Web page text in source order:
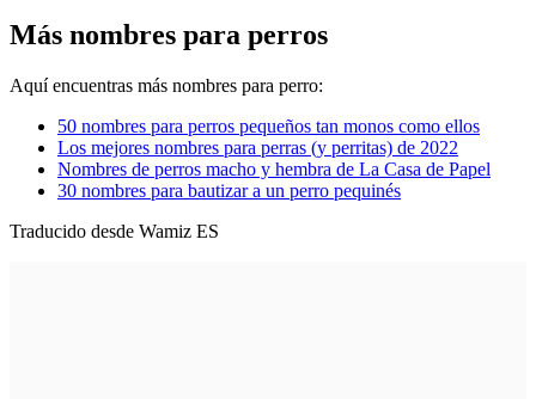
Más nombres para perros
Aquí encuentras más nombres para perro:
50 nombres para perros pequeños tan monos como ellos
Los mejores nombres para perras (y perritas) de 2022
Nombres de perros macho y hembra de La Casa de Papel
30 nombres para bautizar a un perro pequinés
Traducido desde Wamiz ES